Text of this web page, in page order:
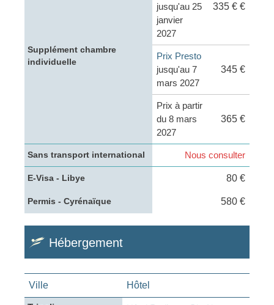
Supplément chambre
individuelle
jusqu'au 25
janvier
2027
335 € €
Prix Presto
jusqu'au 7
mars 2027
345 €
Prix à partir
du 8 mars
2027
365 €
Sans transport international Nous consulter
E-Visa - Libye 80 €
Permis - Cyrénaïque 580 €
Hébergement
Ville Hôtel